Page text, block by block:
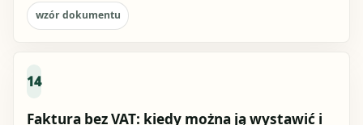
wzór dokumentu
14
Faktura bez VAT: kiedy można ją wystawić i